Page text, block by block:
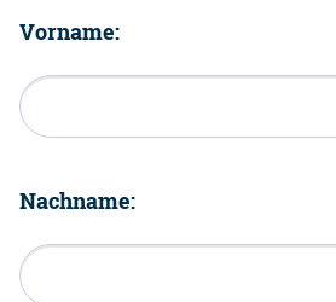
Vorname:
Nachname: